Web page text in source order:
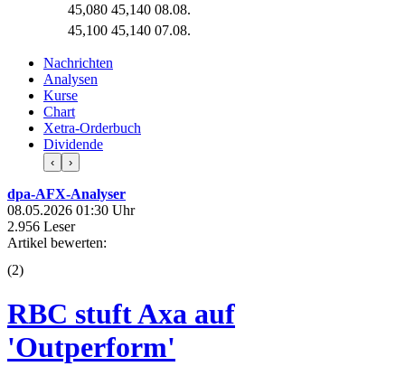
45,080 45,140 08.08.
45,100 45,140 07.08.
Nachrichten
Analysen
Kurse
Chart
Xetra-Orderbuch
Dividende
‹ ›
dpa-AFX-Analyser
08.05.2026 01:30 Uhr
2.956 Leser
Artikel bewerten:
(2)
RBC stuft Axa auf
'Outperform'